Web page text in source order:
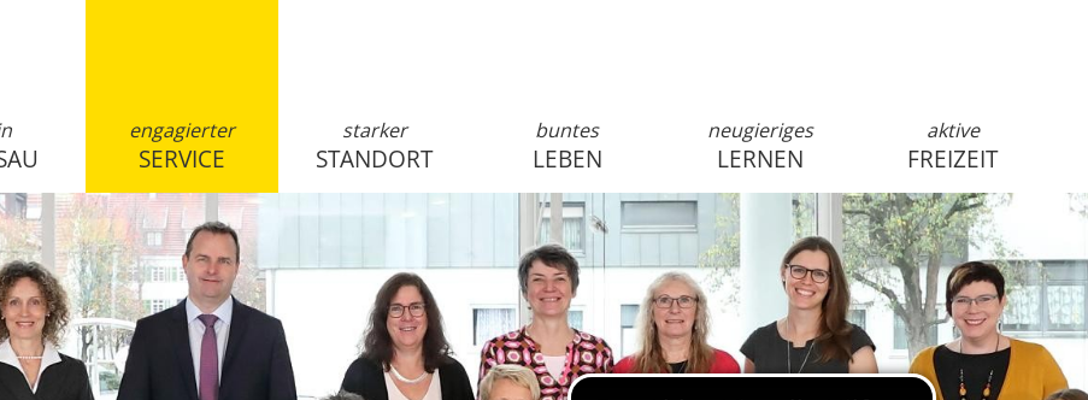
anmelden
engagierter
SERVICE
starker
STANDORT
buntes
LEBEN
neugieriges
LERNEN
aktive
FREIZEIT